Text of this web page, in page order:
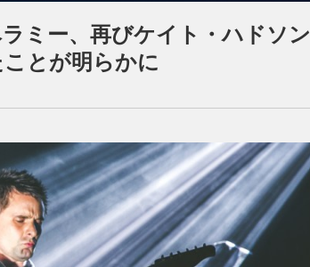
ミー、再びケイト・ハドソン
とが明らかに